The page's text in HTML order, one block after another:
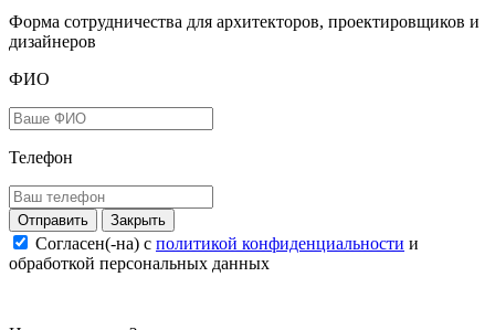
Форма сотрудничества для архитекторов, проектировщиков и
дизайнеров
ФИО
Телефон
Закрыть
Согласен(-на) c политикой конфиденциальности и
обработкой персональных данных